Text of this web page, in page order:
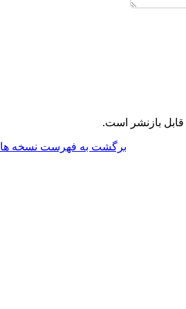
قابل بازنشر است.
برگشت به فهرست نسخه ها